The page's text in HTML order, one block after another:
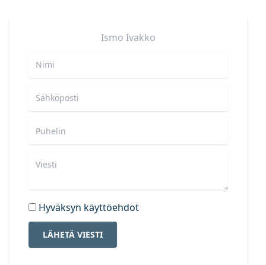
Ismo Ivakko
Hyväksyn käyttöehdot
LÄHETÄ VIESTI